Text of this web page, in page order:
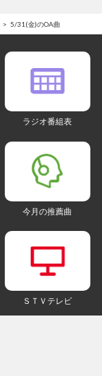
5/31(金)のOA曲
ラジオ番組表
今月の推薦曲
ＳＴＶテレビ